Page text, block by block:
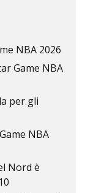
NBA 2026
Game NBA
per gli
NBA
Nord è